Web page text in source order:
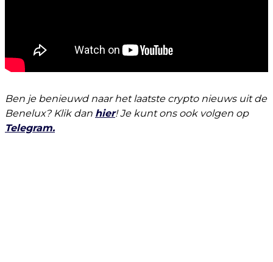
Ben je benieuwd naar het laatste crypto nieuws uit de
Benelux? Klik dan hier! Je kunt ons ook volgen op
Telegram.